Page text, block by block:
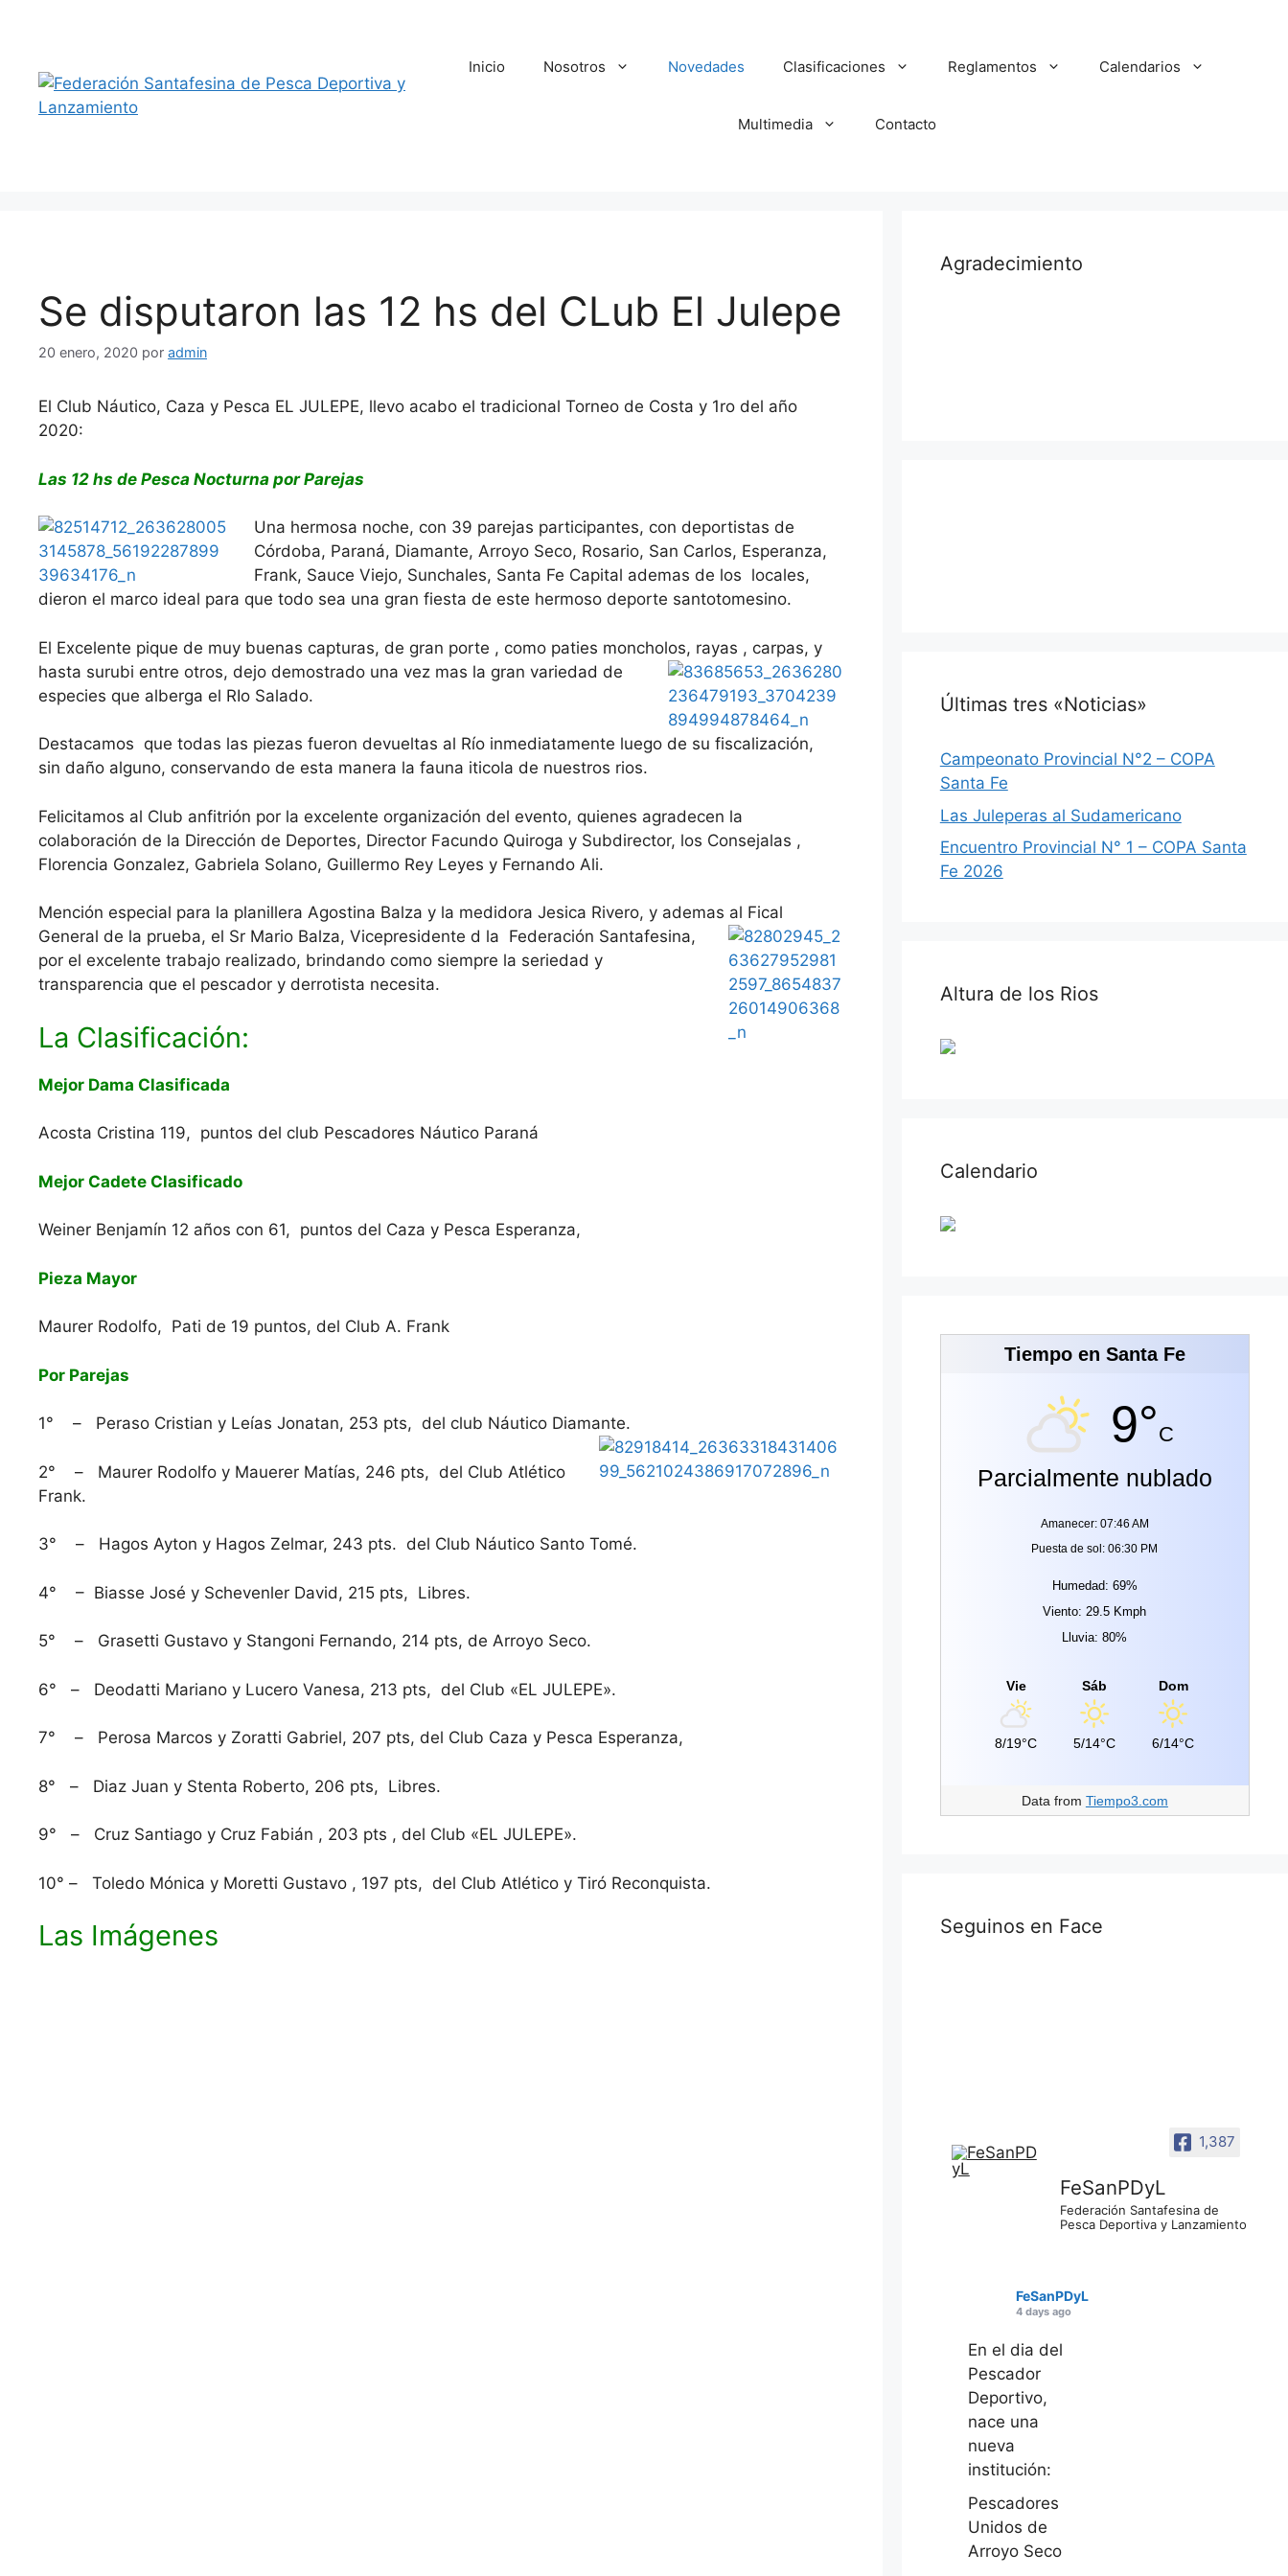
Inicio Nosotros Novedades Clasificaciones Reglamentos Calendarios
Multimedia Contacto
Se disputaron las 12 hs del CLub El Julepe
20 enero, 2020 por admin
El Club Náutico, Caza y Pesca EL JULEPE, llevo acabo el tradicional Torneo de Costa y 1ro del año
2020:
Las 12 hs de Pesca Nocturna por Parejas
Una hermosa noche, con 39 parejas participantes, con deportistas de
Córdoba, Paraná, Diamante, Arroyo Seco, Rosario, San Carlos, Esperanza,
Frank, Sauce Viejo, Sunchales, Santa Fe Capital ademas de los locales,
dieron el marco ideal para que todo sea una gran fiesta de este hermoso deporte santotomesino.
El Excelente pique de muy buenas capturas, de gran porte , como paties moncholos, rayas , carpas, y
hasta surubi entre otros, dejo demostrado una vez mas la gran variedad de
especies que alberga el RIo Salado.
Destacamos que todas las piezas fueron devueltas al Río inmediatamente luego de su fiscalización,
sin daño alguno, conservando de esta manera la fauna iticola de nuestros rios.
Felicitamos al Club anfitrión por la excelente organización del evento, quienes agradecen la
colaboración de la Dirección de Deportes, Director Facundo Quiroga y Subdirector, los Consejalas ,
Florencia Gonzalez, Gabriela Solano, Guillermo Rey Leyes y Fernando Ali.
Mención especial para la planillera Agostina Balza y la medidora Jesica Rivero, y ademas al Fical
General de la prueba, el Sr Mario Balza, Vicepresidente d la Federación Santafesina,
por el excelente trabajo realizado, brindando como siempre la seriedad y
transparencia que el pescador y derrotista necesita.
La Clasificación:
Mejor Dama Clasificada
Acosta Cristina 119, puntos del club Pescadores Náutico Paraná
Mejor Cadete Clasificado
Weiner Benjamín 12 años con 61, puntos del Caza y Pesca Esperanza,
Pieza Mayor
Maurer Rodolfo, Pati de 19 puntos, del Club A. Frank
Por Parejas
1° – Peraso Cristian y Leías Jonatan, 253 pts, del club Náutico Diamante.
2° – Maurer Rodolfo y Mauerer Matías, 246 pts, del Club Atlético
Frank.
3° – Hagos Ayton y Hagos Zelmar, 243 pts. del Club Náutico Santo Tomé.
4° – Biasse José y Schevenler David, 215 pts, Libres.
5° – Grasetti Gustavo y Stangoni Fernando, 214 pts, de Arroyo Seco.
6° – Deodatti Mariano y Lucero Vanesa, 213 pts, del Club «EL JULEPE».
7° – Perosa Marcos y Zoratti Gabriel, 207 pts, del Club Caza y Pesca Esperanza,
8° – Diaz Juan y Stenta Roberto, 206 pts, Libres.
9° – Cruz Santiago y Cruz Fabián , 203 pts , del Club «EL JULEPE».
10° – Toledo Mónica y Moretti Gustavo , 197 pts, del Club Atlético y Tiró Reconquista.
Las Imágenes
Agradecimiento
Últimas tres «Noticias»
Campeonato Provincial N°2 – COPA
Santa Fe
Las Juleperas al Sudamericano
Encuentro Provincial N° 1 – COPA Santa
Fe 2026
Altura de los Rios
Calendario
Tiempo en Santa Fe
9°C
Parcialmente nublado
Amanecer: 07:46 AM
Puesta de sol: 06:30 PM
Humedad: 69%
Viento: 29.5 Kmph
Lluvia: 80%
Vie
8/19°C
Sáb
5/14°C
Dom
6/14°C
Data from Tiempo3.com
Seguinos en Face
1,387
FeSanPDyL
Federación Santafesina de
Pesca Deportiva y Lanzamiento
FeSanPDyL
4 days ago
En el dia del
Pescador
Deportivo,
nace una
nueva
institución:
Pescadores
Unidos de
Arroyo Seco